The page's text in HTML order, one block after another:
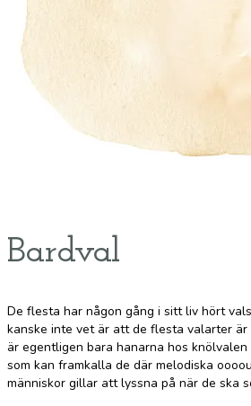
Bardval
De flesta har någon gång i sitt liv hört
kanske inte vet är att de flesta valarter
är egentligen bara hanarna hos
som kan framkalla de där melodiska
människor gillar att lyssna på när de ska